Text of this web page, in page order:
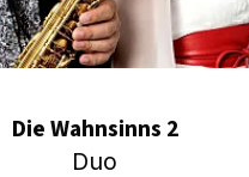
Die Wahnsinns 2
Duo